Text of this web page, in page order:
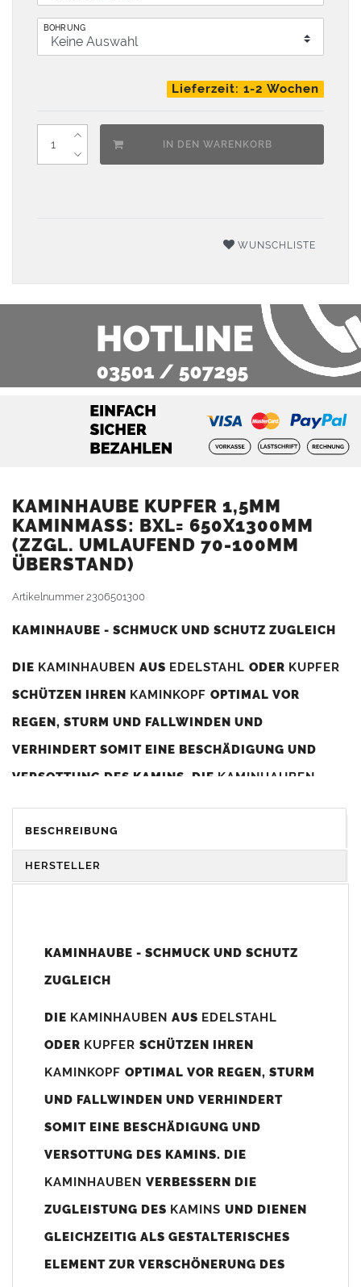
BOHRUNG
Lieferzeit: 1-2 Wochen
IN DEN WARENKORB
WUNSCHLISTE
KAMINHAUBE KUPFER 1,5MM
KAMINMASS: BXL= 650X1300MM (
ZZGL. UMLAUFEND 70-100MM Ü
BERSTAND)
Artikelnummer2306501300
KAMINHAUBE - SCHMUCK UND SCHUTZ ZUGLEICH
DIE KAMINHAUBEN AUS EDELSTAHL ODER KUPFER
SCHÜTZEN IHREN KAMINKOPF OPTIMAL VOR
REGEN, STURM UND FALLWINDEN UND
VERHINDERT SOMIT EINE BESCHÄDIGUNG UND
VERSOTTUNG DES KAMINS. DIE KAMINHAUBEN
DIENEN GLEICHZEITIG ALS GESTALTERISCHES
ELEMENT ZUR VERSCHÖNERUNG DES BAUWERKS.
Unsere Maßangaben beziehen sich immer auf das
800mm x 740-800mm angefertigt (siehe Bild/Zeichnung unten).
angefertigt werden (bitte anfragen).
(siehe Bild/Zeichnung unten) angefertigt. Sollten die Bohrungen
nicht passen dann bitte "ohne"Bohrungen (Auswahlfeld)
bis 500mm Kaminbreite: Abstand vom Kaminrand ca.
80mm
BESCHREIBUNG
HERSTELLER
KAMINHAUBE - SCHMUCK UND SCHUTZ
ZUGLEICH
DIE KAMINHAUBEN AUS EDELSTAHL
ODER KUPFER SCHÜTZEN IHREN
KAMINKOPF OPTIMAL VOR REGEN, STURM
UND FALLWINDEN UND VERHINDERT
SOMIT EINE BESCHÄDIGUNG UND
VERSOTTUNG DES KAMINS. DIE
KAMINHAUBEN VERBESSERN DIE
ZUGLEISTUNG DES KAMINS UND DIENEN
GLEICHZEITIG ALS GESTALTERISCHES
ELEMENT ZUR VERSCHÖNERUNG DES